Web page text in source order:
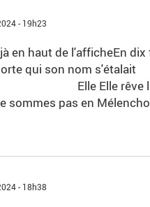
- 19h23
en haut de l'afficheEn
qui son nom
rêve
sommes pas en
- 18h38